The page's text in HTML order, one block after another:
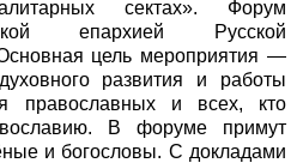
сектах». Форум
епархией Русской
цель мероприятия —
развития и работы
православных и всех, кто
В форуме примут
и богословы. С докладами